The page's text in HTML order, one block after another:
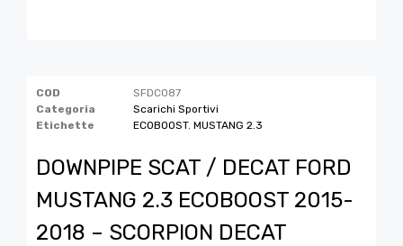
COD
SFDC087
Categoria
Scarichi Sportivi
Etichette
ECOBOOST, MUSTANG 2.3
DOWNPIPE SCAT / DECAT FORD
MUSTANG 2.3 ECOBOOST 2015-
2018 – SCORPION DECAT